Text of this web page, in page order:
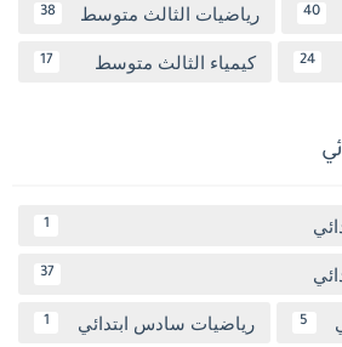
40 رياضيات الثالث متوسط 38
24 كيمياء الثالث متوسط 17
1
37
5 رياضيات سادس ابتدائي 1